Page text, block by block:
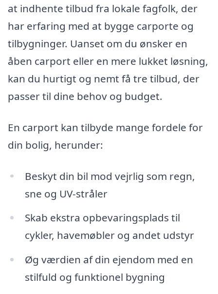
at indhente tilbud fra lokale fagfolk, der
har erfaring med at bygge carporte og
tilbygninger. Uanset om du ønsker en
åben carport eller en mere lukket løsning,
kan du hurtigt og nemt få tre tilbud, der
passer til dine behov og budget.
En carport kan tilbyde mange fordele for
din bolig, herunder:
Beskyt din bil mod vejrlig som regn,
sne og UV-stråler
Skab ekstra opbevaringsplads til
cykler, havemøbler og andet udstyr
Øg værdien af din ejendom med en
stilfuld og funktionel bygning